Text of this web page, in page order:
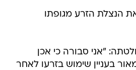
הנצלת הזרע מגופתו
"אני סבורה כי אכן
בעניין שימוש בזרעו לאחר